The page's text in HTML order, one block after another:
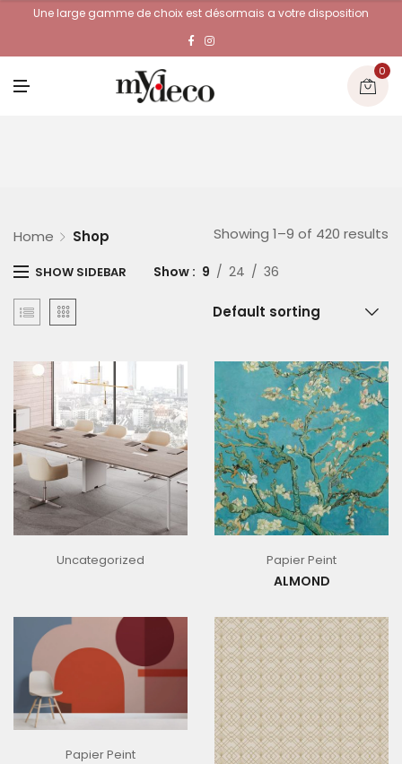
Une large gamme de choix est désormais a votre disposition
0
Home Shop Showing 1–9 of 420 results
SHOW SIDEBAR Show 9 24 36
Default sorting
Uncategorized Papier Peint
ALMOND
Papier Peint